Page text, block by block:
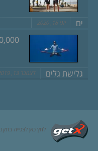
ים יוני 18, 2020
20,000 מיל
גלישת גלים דצמבר 13, 2019
לחץ כאן לצפייה